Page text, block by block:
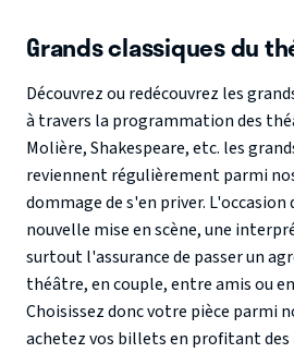
Grands classiques du
Découvrez ou redécouvrez les
à travers la programmation des
Molière, Shakespeare, etc. les
reviennent régulièrement parmi
dommage de s'en priver. L'occasion
nouvelle mise en scène, une
surtout l'assurance de passer un
théâtre, en couple, entre amis ou
Choisissez donc votre pièce parmi
achetez vos billets en profitant des